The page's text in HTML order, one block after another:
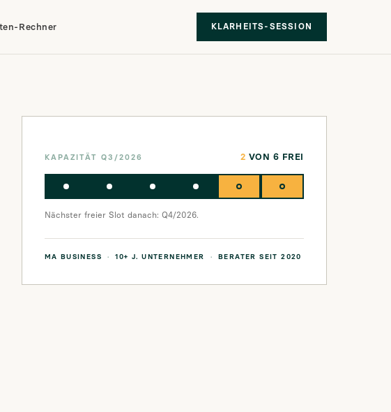
Rechner KLARHEITS-SESSION
KAPAZITÄT Q3/2026 2 VON 6 FREI
Nächster freier Slot danach: Q4/2026.
MA BUSINESS 10+ J. UNTERNEHMER BERATER SEIT 2020